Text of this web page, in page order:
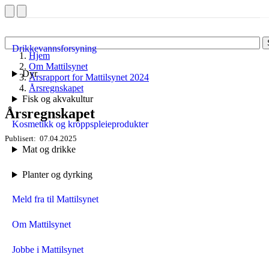
Drikkevannsforsyning
Dyr
Fisk og akvakultur
Kosmetikk og kroppspleieprodukter
Mat og drikke
Planter og dyrking
Meld fra til Mattilsynet
Om Mattilsynet
Jobbe i Mattilsynet
Hjem
Om Mattilsynet
Årsrapport for Mattilsynet 2024
Årsregnskapet
Årsregnskapet
Publisert 07.04.2025